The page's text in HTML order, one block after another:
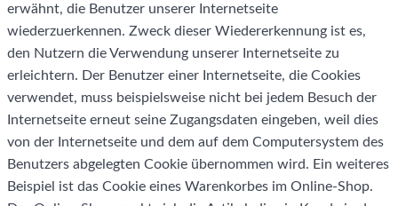
erwähnt, die Benutzer unserer Internetseite
wiederzuerkennen. Zweck dieser Wiedererkennung ist es,
den Nutzern die Verwendung unserer Internetseite zu
erleichtern. Der Benutzer einer Internetseite, die Cookies
verwendet, muss beispielsweise nicht bei jedem Besuch der
Internetseite erneut seine Zugangsdaten eingeben, weil dies
von der Internetseite und dem auf dem Computersystem des
Benutzers abgelegten Cookie übernommen wird. Ein weiteres
Beispiel ist das Cookie eines Warenkorbes im Online-Shop.